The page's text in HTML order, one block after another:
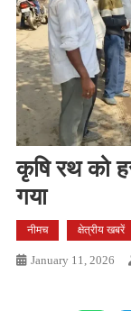
कृषि रथ को
गया
नीमच क्षेत्रीय खबरें
January 11, 2026